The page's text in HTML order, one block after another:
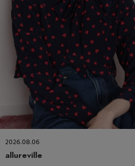
2026.08.06
allureville